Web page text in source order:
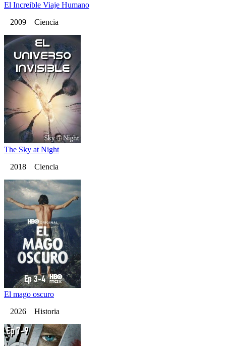
El Increible Viaje Humano
2009 Ciencia
The Sky at Night
2018 Ciencia
El mago oscuro
2026 Historia